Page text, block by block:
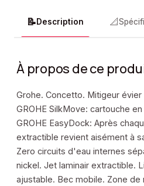
📝Description 📐
À propos de ce
Grohe. Concetto. Mitigeur
GROHE SilkMove: cartouche
GROHE EasyDock: Après
extractible revient aisément à
Zero circuits d'eau internes
nickel. Jet laminair extractible.
ajustable. Bec mobile. Zone de